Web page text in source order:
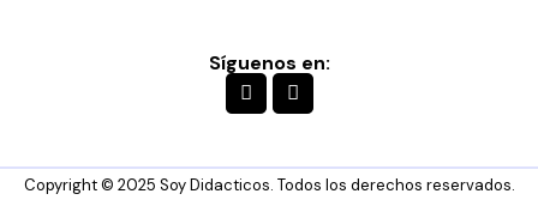
Síguenos en:
Copyright © 2025 Soy Didacticos. Todos los derechos reservados.